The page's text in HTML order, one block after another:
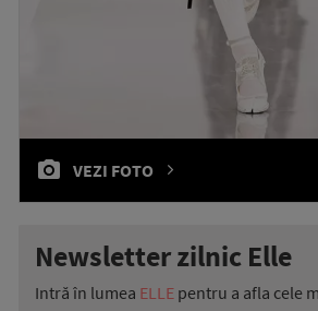
VEZI FOTO
Newsletter zilnic Elle
Intră în lumea ELLE pentru a afla cele